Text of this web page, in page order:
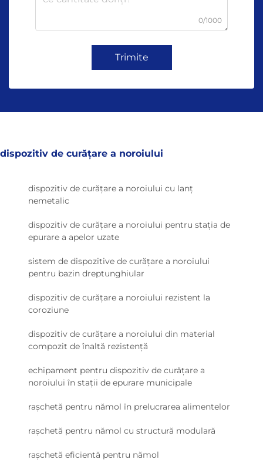
0/1000
Trimite
dispozitiv de curățare a noroiului
dispozitiv de curățare a noroiului cu lanț
nemetalic
dispozitiv de curățare a noroiului pentru stația de
epurare a apelor uzate
sistem de dispozitive de curățare a noroiului
pentru bazin dreptunghiular
dispozitiv de curățare a noroiului rezistent la
coroziune
dispozitiv de curățare a noroiului din material
compozit de înaltă rezistență
echipament pentru dispozitiv de curățare a
noroiului în stații de epurare municipale
rașchetă pentru nămol în prelucrarea alimentelor
rașchetă pentru nămol cu structură modulară
rașchetă eficientă pentru nămol